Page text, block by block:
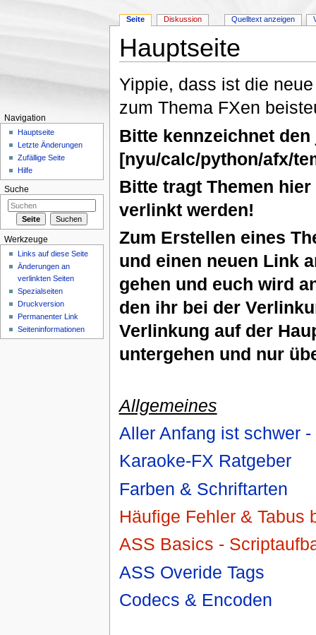
Hauptseite
Yippie, dass ist die
zum Thema FXen
Bitte kennzeichnet
[nyu/calc/python/afx/
Bitte tragt Themen
verlinkt werden!
Zum Erstellen eines
und einen neuen Link
gehen und euch wird
den ihr bei der
Verlinkung auf der
untergehen und nur
Allgemeines
Aller Anfang ist schwer
Karaoke-FX Ratgeber
Farben & Schriftarten
Häufige Fehler & Tabus
ASS Basics -
ASS Overide Tags
Codecs & Encoden
Seite Diskussion Quelltext anzeigen
Navigation
Hauptseite
Letzte Änderungen
Zufällige Seite
Hilfe
Suche
Werkzeuge
Links auf diese Seite
Änderungen an
verlinkten Seiten
Spezialseiten
Druckversion
Permanenter Link
Seiteninformationen